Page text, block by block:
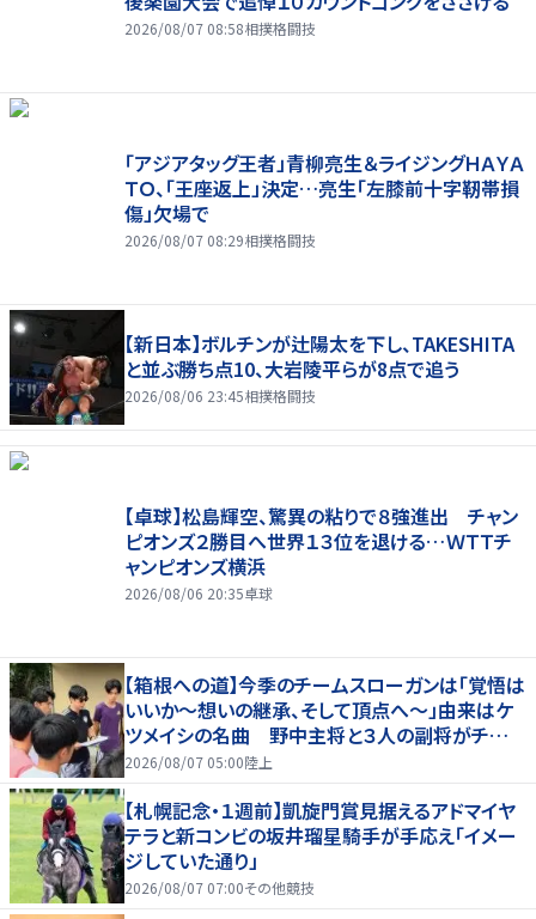
2026/08/07 08:58相撲格闘技
「アジアタッグ王者」青柳亮生＆ライジングＨＡＹＡ
ＴＯ、「王座返上」決定…亮生「左膝前十字靭帯損
傷」欠場で
2026/08/07 08:29相撲格闘技
【新日本】ボルチンが辻陽太を下し、TAKESHITA
と並ぶ勝ち点10、大岩陵平らが8点で追う
2026/08/06 23:45相撲格闘技
【卓球】松島輝空、驚異の粘りで８強進出 チャン
ピオンズ２勝目へ世界１３位を退ける…ＷＴＴチ
ャンピオンズ横浜
2026/08/06 20:35卓球
【箱根への道】今季のチームスローガンは「覚悟は
いいか～想いの継承、そして頂点へ～」由来はケ
ツメイシの名曲 野中主将と３人の副将がチーム
を引っ張る…夏合宿特集第１弾、国学院大
2026/08/07 05:00陸上
【札幌記念・１週前】凱旋門賞見据えるアドマイヤ
テラと新コンビの坂井瑠星騎手が手応え「イメー
ジしていた通り」
2026/08/07 07:00その他競技